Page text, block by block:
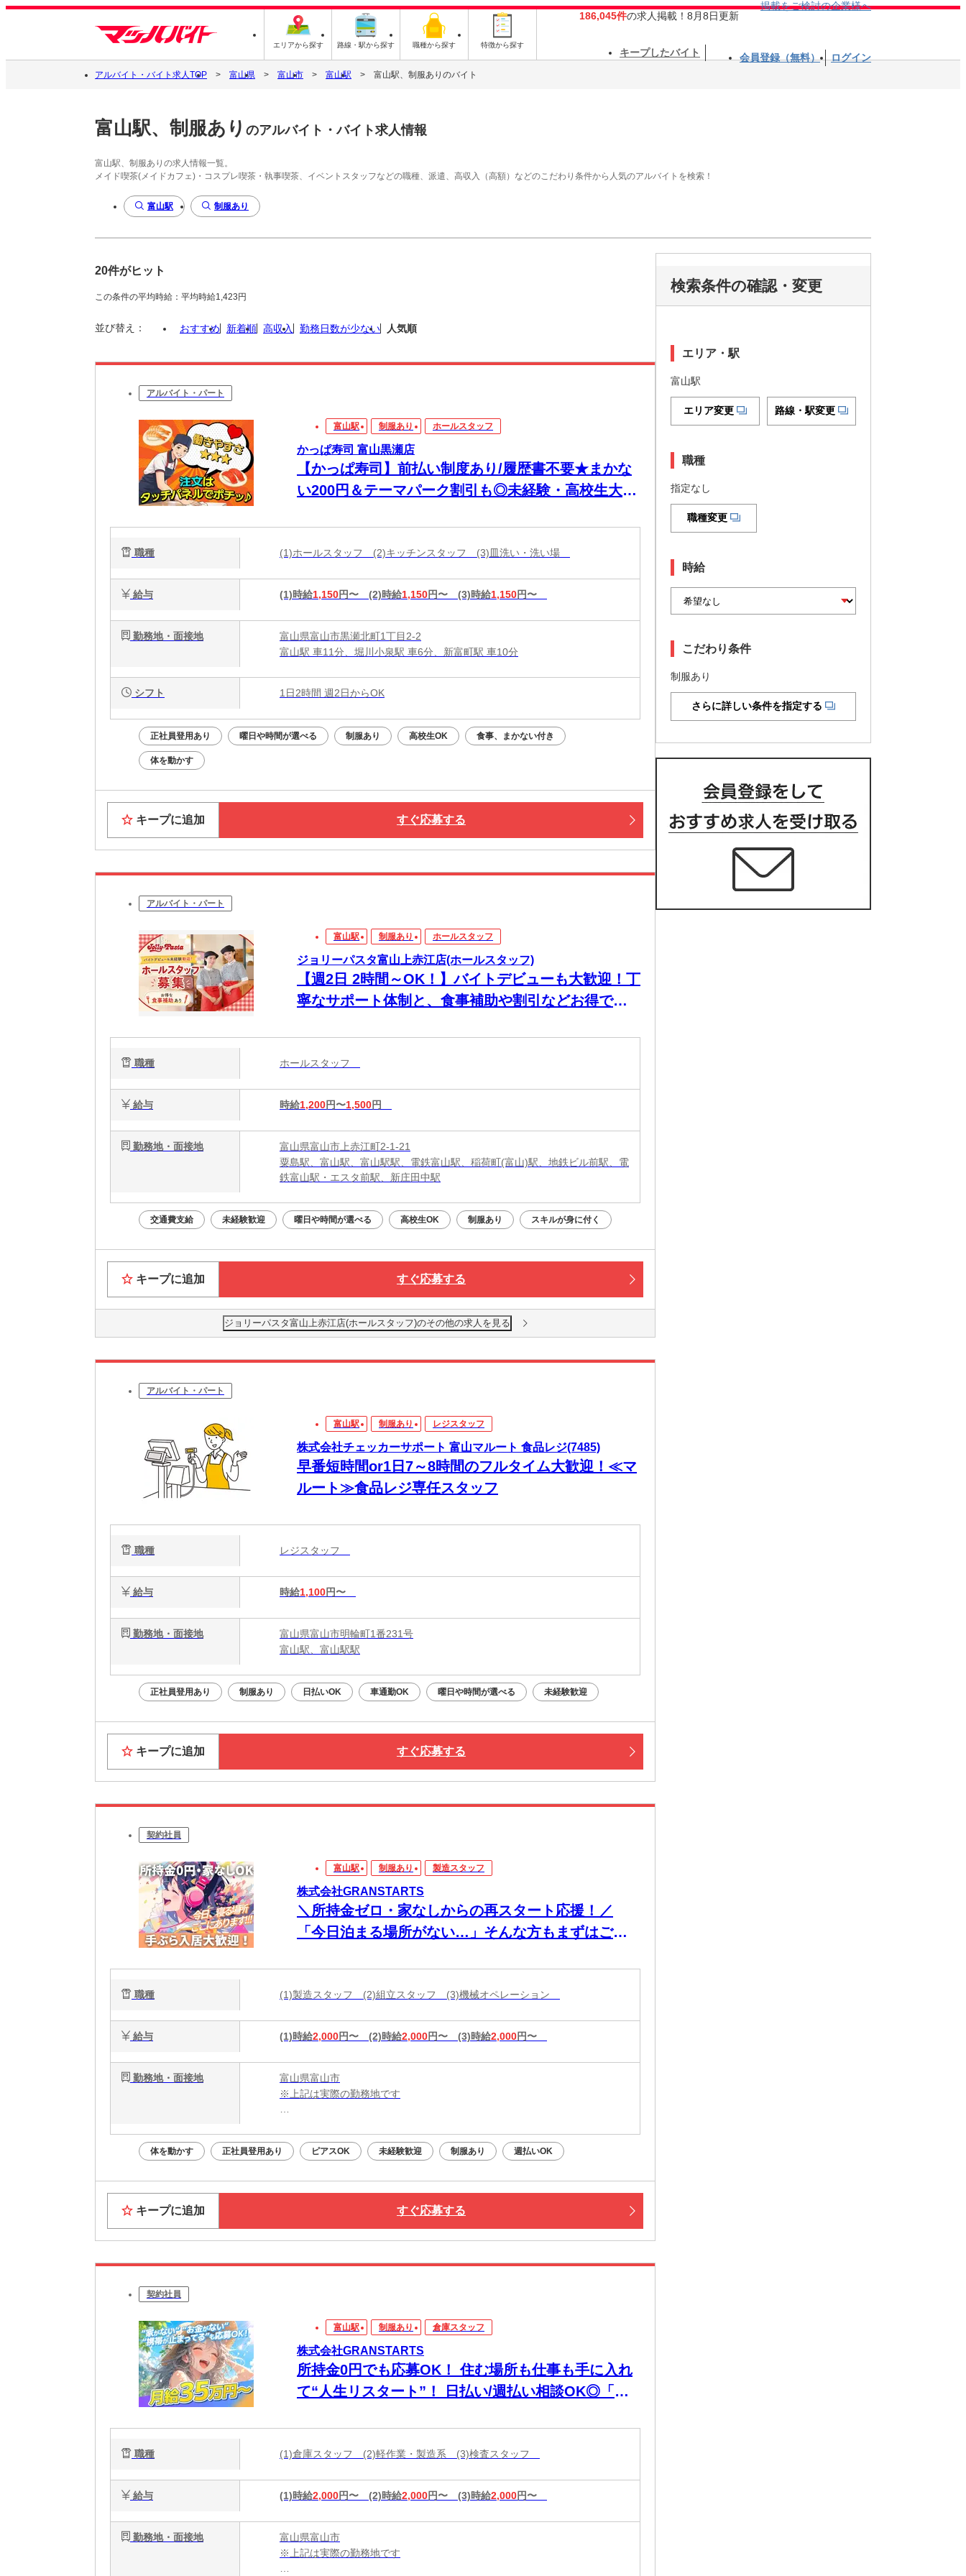
エリアから探す 路線・駅から探す 職種から探す 特徴から探す
186,045件の求人掲載！8月8日更新
掲載をご検討の企業様へ
キープしたバイト 会員登録（無料） ログイン
アルバイト・バイト求人TOP 富山県 富山市 富山駅 富山駅、制服ありのバイト
富山駅、制服あり のアルバイト・バイト求人情報
富山駅、制服ありの求人情報一覧。
メイド喫茶(メイドカフェ)・コスプレ喫茶・執事喫茶、イベントスタッフなどの職種、派遣、高収入（高額）などのこだわり条件から人気のアルバイトを検索！
富山駅 制服あり
20件がヒット
この条件の平均時給：平均時給1,423円
並び替え： おすすめ 新着順 高収入 勤務日数が少ない 人気順
アルバイト・パート
富山駅 制服あり ホールスタッフ
かっぱ寿司 富山黒瀬店
【かっぱ寿司】前払い制度あり/履歴書不要★まかな
い200円＆テーマパーク割引も◎未経験・高校生大歓
職種 (1)ホールスタッフ (2)キッチンスタッフ (3)皿洗い・洗い場
給与 (1)時給1,150円〜 (2)時給1,150円〜 (3)時給1,150円〜
勤務地・面接地
富山県富山市黒瀬北町1丁目2-2
富山駅 車11分、堀川小泉駅 車6分、新富町駅 車10分
シフト 1日2時間 週2日からOK
正社員登用あり 曜日や時間が選べる 制服あり 高校生OK 食事、まかない付き
体を動かす
キープに追加 すぐ応募する
アルバイト・パート
富山駅 制服あり ホールスタッフ
ジョリーパスタ富山上赤江店(ホールスタッフ)
【週2日 2時間～OK！】バイトデビューも大歓迎！丁
寧なサポート体制と、食事補助や割引などお得で嬉
職種 ホールスタッフ
給与 時給1,200円〜1,500円
勤務地・面接地
富山県富山市上赤江町2-1-21
粟島駅、富山駅、富山駅駅、電鉄富山駅、稲荷町(富山)駅、地鉄ビル前駅、電
鉄富山駅・エスタ前駅、新庄田中駅
交通費支給 未経験歓迎 曜日や時間が選べる 高校生OK 制服あり スキルが身に付く
キープに追加 すぐ応募する
ジョリーパスタ富山上赤江店(ホールスタッフ)のその他の求人を見る
アルバイト・パート
富山駅 制服あり レジスタッフ
株式会社チェッカーサポート 富山マルート 食品レジ(7485)
早番短時間or1日7～8時間のフルタイム大歓迎！≪マ
ルート≫食品レジ専任スタッフ
職種 レジスタッフ
給与 時給1,100円〜
勤務地・面接地
富山県富山市明輪町1番231号
富山駅、富山駅駅
正社員登用あり 制服あり 日払いOK 車通勤OK 曜日や時間が選べる 未経験歓迎
キープに追加 すぐ応募する
契約社員
富山駅 制服あり 製造スタッフ
株式会社GRANSTARTS
＼所持金ゼロ・家なしからの再スタート応援！／
「今日泊まる場所がない…」そんな方もまずはご相
能◎働く場所も
職種 (1)製造スタッフ (2)組立スタッフ (3)機械オペレーション
給与 (1)時給2,000円〜 (2)時給2,000円〜 (3)時給2,000円〜
勤務地・面接地
富山県富山市
※上記は実際の勤務地です
Web面接・電話面接・対面面接から、ご希望の方法を選べます◎
体を動かす 正社員登用あり ピアスOK 未経験歓迎 制服あり 週払いOK
キープに追加 すぐ応募する
契約社員
富山駅 制服あり 倉庫スタッフ
株式会社GRANSTARTS
所持金0円でも応募OK！ 住む場所も仕事も手に入れ
て“人生リスタート”！ 日払い/週払い相談OK◎「今
職種 (1)倉庫スタッフ (2)軽作業・製造系 (3)検査スタッフ
給与 (1)時給2,000円〜 (2)時給2,000円〜 (3)時給2,000円〜
勤務地・面接地
富山県富山市
※上記は実際の勤務地です
検索条件の確認・変更
エリア・駅
富山駅
エリア変更 路線・駅変更
職種
指定なし
職種変更
時給
こだわり条件
制服あり
さらに詳しい条件を指定する